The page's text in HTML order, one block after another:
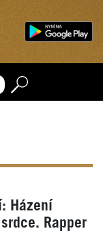
Házení
Rapper